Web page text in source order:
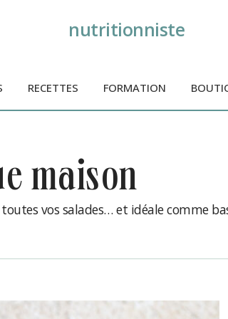
nutritionniste
RECETTES FORMATION
maison
vos salades… et idéale comme